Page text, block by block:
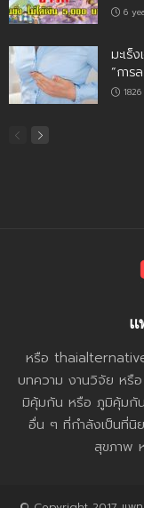
6
มะเร็
“การ
แ
หรือ
บทความ งานวิจัย หรือ
มิคุ้มกัน หรือ ภูมิคุ้มกั
อื่น ๆ ที่กำลังเป็นที่นิ
สุขภาพ